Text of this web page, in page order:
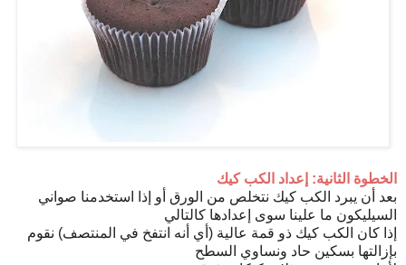
الخطوة الثانية: إعداد الكب كيك
بعد أن يبرد الكب كيك نتخلص من الورق أو إذا استخدمنا صواني
السيليكون ما علينا سوى إعدادها كالتالي
إذا كان الكب كيك ذو قمة عالية (أي أنه انتفخ في المنتصف) نقوم
بإزالتها بسكين حاد ونساوي السطح